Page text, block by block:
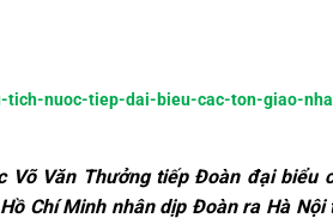
tich-nuoc-tiep-dai-bieu-cac-ton-giao-
Võ Văn Thưởng tiếp Đoàn đại
Chí Minh nhân dịp Đoàn ra Hà